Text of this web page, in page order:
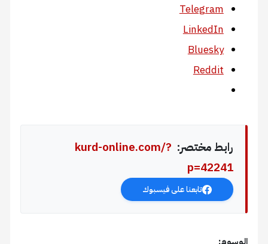
Telegram
LinkedIn
Bluesky
Reddit
رابط مختصر: kurd-online.com/?
p=42241
تابعنا على فيسبوك